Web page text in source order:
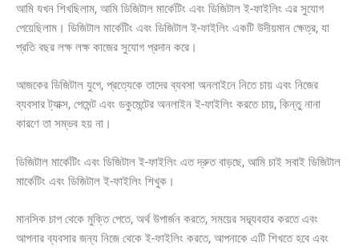
আমি যখন শিখছিলাম, আমি ডিজিটাল মার্কেটিং এবং ডিজিটাল ই-ফাইলিং এর সুযোগ
পেয়েছিলাম। ডিজিটাল মার্কেটিং এবং ডিজিটাল ই-ফাইলিং একটি উদীয়মান ক্ষেত্র, যা
প্রতি বছর লক্ষ লক্ষ কাজের সুযোগ প্রদান করে।
আজকের ডিজিটাল যুগে, প্রত্যেকে তাদের ব্যবসা অনলাইনে নিতে চায় এবং নিজের
ব্যবসার ট্যাক্স, পেমেন্ট এবং ডকুমেন্টের অনলাইন ই-ফাইলিং করতে চায়, কিন্তু নানা
কারণে তা সম্ভব হয় না।
ডিজিটাল মার্কেটিং এবং ডিজিটাল ই-ফাইলিং এত দ্রুত বাড়ছে, আমি চাই সবাই ডিজিটাল
মার্কেটিং এবং ডিজিটাল ই-ফাইলিং শিখুক।
মানসিক চাপ থেকে মুক্তি পেতে, অর্থ উপার্জন করতে, সময়ের সদ্ব্যবহার করতে এবং
আপনার ব্যবসার জন্য নিজে থেকে ই-ফাইলিং করতে, আপনাকে এটি শিখতে হবে এবং